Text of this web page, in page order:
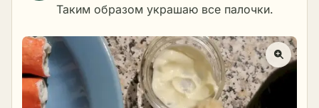
Таким образом украшаю все палочки.